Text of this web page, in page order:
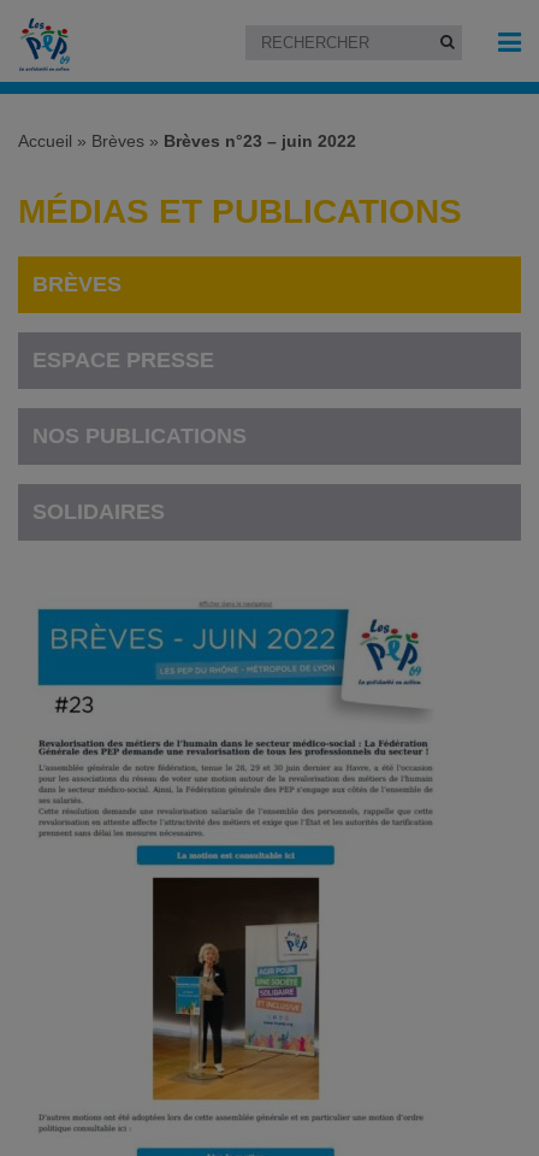
Accueil » Brèves » Brèves n°23 – juin 2022
MÉDIAS ET PUBLICATIONS
BRÈVES
ESPACE PRESSE
NOS PUBLICATIONS
SOLIDAIRES